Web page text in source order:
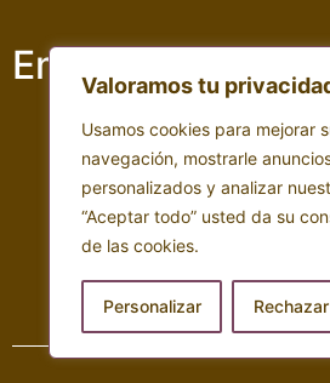
Valoramos tu
Usamos cookies para mejorar
navegación, mostrarle
personalizados y analizar
“Aceptar todo” usted da su
de las cookies.
Personalizar
Empresa adscrita